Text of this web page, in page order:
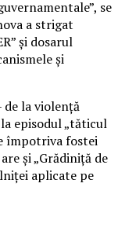
se
a strigat
și dosarul
și
de la violență
episodul „tăticul
împotriva fostei
și „Grădiniță de
aplicate pe